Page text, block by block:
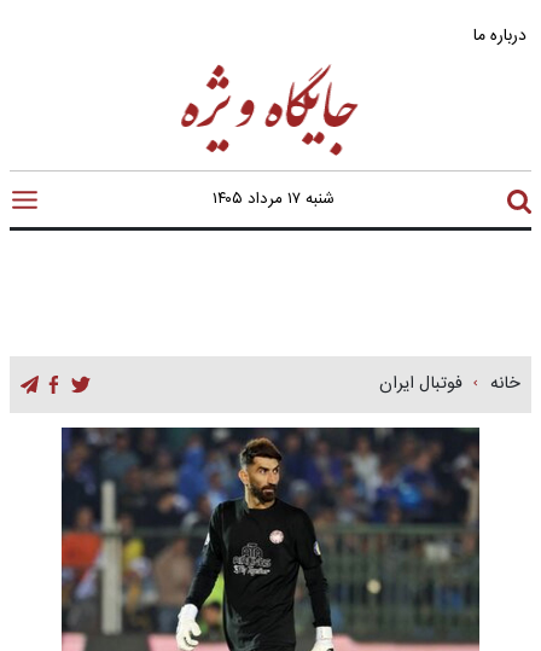
درباره ما
شنبه ۱۷ مرداد ۱۴۰۵
خانه فوتبال ایران